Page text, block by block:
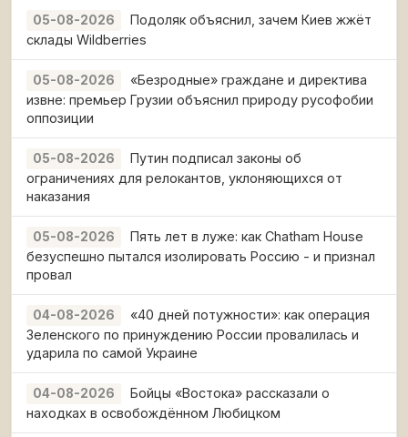
05-08-2026
Подоляк объяснил, зачем Киев жжёт
склады Wildberries
05-08-2026
«Безродные» граждане и директива
извне: премьер Грузии объяснил природу русофобии
оппозиции
05-08-2026
Путин подписал законы об
ограничениях для релокантов, уклоняющихся от
наказания
05-08-2026
Пять лет в луже: как Chatham House
безуспешно пытался изолировать Россию - и признал
провал
04-08-2026
«40 дней потужности»: как операция
Зеленского по принуждению России провалилась и
ударила по самой Украине
04-08-2026
Бойцы «Востока» рассказали о
находках в освобождённом Любицком